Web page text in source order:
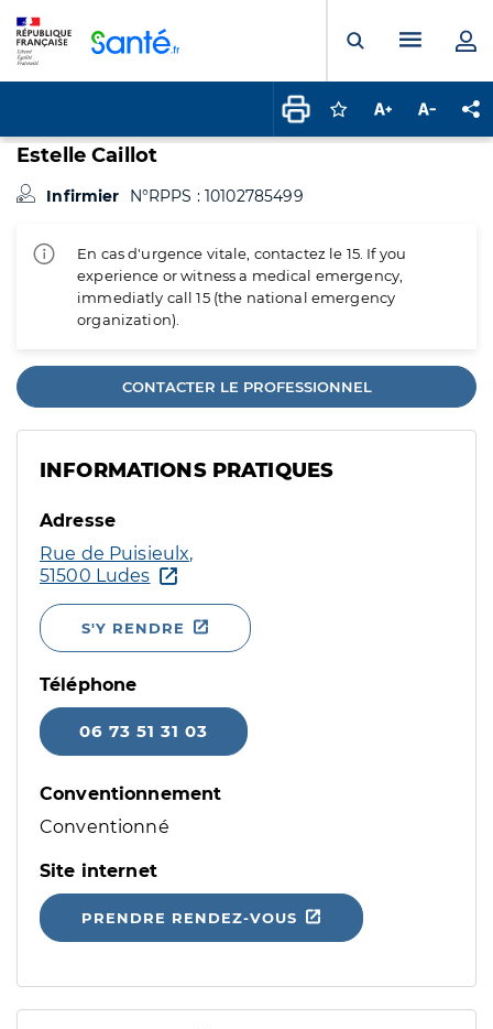
Ouvrir laMenu
Connectez-vous
Augmenter la
Estelle Caillot
Infirmier N°RPPS : 10102785499
En cas d'urgence vitale, contactez le 15. If you
experience or witness a medical emergency,
immediatly call 15 (the national emergency
organization).
CONTACTER LE PROFESSIONNEL
INFORMATIONS PRATIQUES
Adresse
Rue de Puisieulx,
51500 Ludes
S'Y RENDRE
Téléphone
06 73 51 31 03
Conventionnement
Conventionné
Site internet
PRENDRE RENDEZ-VOUS